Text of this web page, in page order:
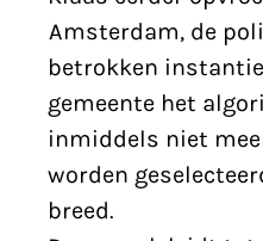
Amsterdam, de
betrokken
gemeente het
inmiddels niet
worden
breed.